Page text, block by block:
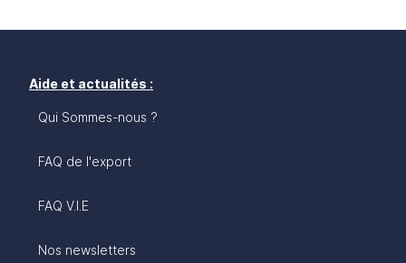
Aide et actualités :
Qui Sommes-nous ?
FAQ de l'export
FAQ V.I.E
Nos newsletters